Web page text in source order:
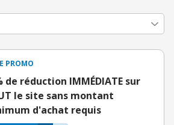
PROMO
de réduction IMMÉDIATE sur
le site sans montant
d'achat requis